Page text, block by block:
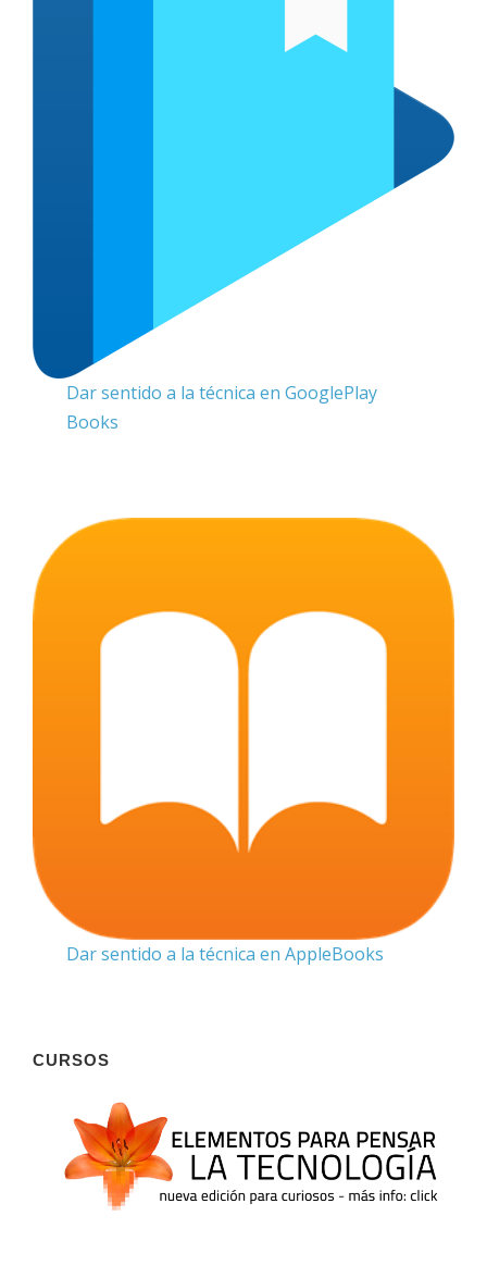
Dar sentido a la técnica en GooglePlay
Books
Dar sentido a la técnica en AppleBooks
CURSOS